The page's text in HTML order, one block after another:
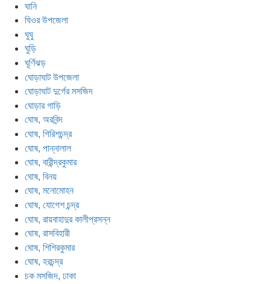
ঘানি
ঘিওর উপজেলা
ঘুঘু
ঘুড়ি
ঘূর্ণিঝড়
ঘোড়াঘাট উপজেলা
ঘোড়াঘাট দুর্গের মসজিদ
ঘোড়ার গাড়ি
ঘোষ, অরবিন্দ
ঘোষ, গিরিশচন্দ্র
ঘোষ, পান্নালাল
ঘোষ, বারীন্দ্রকুমার
ঘোষ, বিনয়
ঘোষ, মনোমোহন
ঘোষ, যোগেশ চন্দ্র
ঘোষ, রায়বাহাদুর কালীপ্রসন্ন
ঘোষ, রাসবিহারী
ঘোষ, শিশিরকুমার
ঘোষ, হরচন্দ্র
চক মসজিদ, ঢাকা